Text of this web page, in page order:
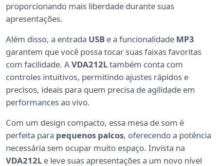
proporcionando mais liberdade durante suas
apresentações.
Além disso, a entrada USB e a funcionalidade MP3
garantem que você possa tocar suas faixas favoritas
com facilidade. AVDA212Ltambém conta com
controles intuitivos, permitindo ajustes rápidos e
precisos, ideais para quem precisa de agilidade em
performances ao vivo.
Com um design compacto, essa mesa de som é
perfeita para pequenos palcos, oferecendo a potência
necessária sem ocupar muito espaço. Invista na
VDA212L e leve suas apresentações a um novo nível